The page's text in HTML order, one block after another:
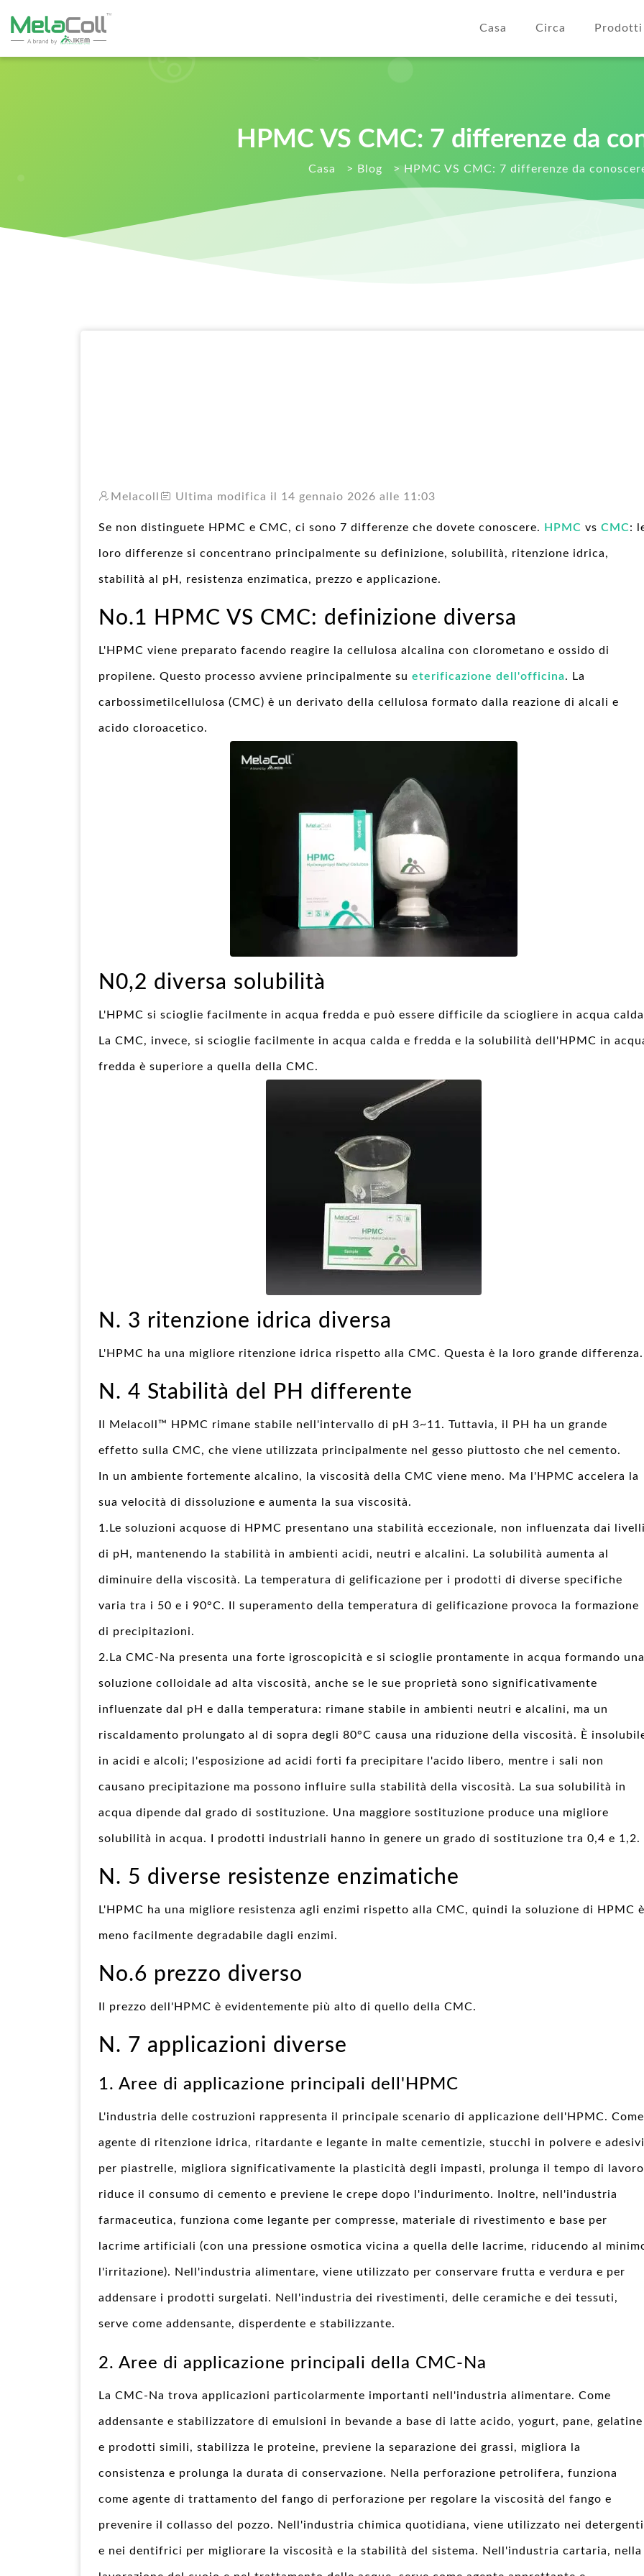
Casa Circa Prodotti
HPMC VS CMC: 7 differenze da
Casa > Blog > HPMC VS CMC: 7 differenze da
Melacoll Ultima modifica il 14 gennaio 2026 alle 11:03
Se non distinguete HPMC e CMC, ci sono 7 differenze che dovete conoscere. HPMC vs CMC:
loro differenze si concentrano principalmente su definizione, solubilità, ritenzione idrica,
stabilità al pH, resistenza enzimatica, prezzo e applicazione.
No.1 HPMC VS CMC: definizione diversa
L'HPMC viene preparato facendo reagire la cellulosa alcalina con clorometano e ossido di
propilene. Questo processo avviene principalmente su eterificazione dell'officina. La
carbossimetilcellulosa (CMC) è un derivato della cellulosa formato dalla reazione di alcali e
acido cloroacetico.
N0,2 diversa solubilità
L'HPMC si scioglie facilmente in acqua fredda e può essere difficile da sciogliere in acqua
La CMC, invece, si scioglie facilmente in acqua calda e fredda e la solubilità dell'HPMC in
fredda è superiore a quella della CMC.
N. 3 ritenzione idrica diversa
L'HPMC ha una migliore ritenzione idrica rispetto alla CMC. Questa è la loro grande differenza.
N. 4 Stabilità del PH differente
Il Melacoll™ HPMC rimane stabile nell'intervallo di pH 3~11. Tuttavia, il PH ha un grande
effetto sulla CMC, che viene utilizzata principalmente nel gesso piuttosto che nel cemento.
In un ambiente fortemente alcalino, la viscosità della CMC viene meno. Ma l'HPMC accelera la
sua velocità di dissoluzione e aumenta la sua viscosità.
1.Le soluzioni acquose di HPMC presentano una stabilità eccezionale, non influenzata dai
di pH, mantenendo la stabilità in ambienti acidi, neutri e alcalini. La solubilità aumenta al
diminuire della viscosità. La temperatura di gelificazione per i prodotti di diverse specifiche
varia tra i 50 e i 90°C. Il superamento della temperatura di gelificazione provoca la formazione
di precipitazioni.
2.La CMC-Na presenta una forte igroscopicità e si scioglie prontamente in acqua formando una
soluzione colloidale ad alta viscosità, anche se le sue proprietà sono significativamente
influenzate dal pH e dalla temperatura: rimane stabile in ambienti neutri e alcalini, ma un
riscaldamento prolungato al di sopra degli 80°C causa una riduzione della viscosità. È
in acidi e alcoli; l'esposizione ad acidi forti fa precipitare l'acido libero, mentre i sali non
causano precipitazione ma possono influire sulla stabilità della viscosità. La sua solubilità in
acqua dipende dal grado di sostituzione. Una maggiore sostituzione produce una migliore
solubilità in acqua. I prodotti industriali hanno in genere un grado di sostituzione tra 0,4 e 1,2.
N. 5 diverse resistenze enzimatiche
L'HPMC ha una migliore resistenza agli enzimi rispetto alla CMC, quindi la soluzione di HPMC è
meno facilmente degradabile dagli enzimi.
No.6 prezzo diverso
Il prezzo dell'HPMC è evidentemente più alto di quello della CMC.
N. 7 applicazioni diverse
1. Aree di applicazione principali dell'HPMC
L'industria delle costruzioni rappresenta il principale scenario di applicazione dell'HPMC. Come
agente di ritenzione idrica, ritardante e legante in malte cementizie, stucchi in polvere e adesivi
per piastrelle, migliora significativamente la plasticità degli impasti, prolunga il tempo di
riduce il consumo di cemento e previene le crepe dopo l'indurimento. Inoltre, nell'industria
farmaceutica, funziona come legante per compresse, materiale di rivestimento e base per
lacrime artificiali (con una pressione osmotica vicina a quella delle lacrime, riducendo al
l'irritazione). Nell'industria alimentare, viene utilizzato per conservare frutta e verdura e per
addensare i prodotti surgelati. Nell'industria dei rivestimenti, delle ceramiche e dei tessuti,
serve come addensante, disperdente e stabilizzante.
2. Aree di applicazione principali della CMC-Na
La CMC-Na trova applicazioni particolarmente importanti nell'industria alimentare. Come
addensante e stabilizzatore di emulsioni in bevande a base di latte acido, yogurt, pane, gelatine
e prodotti simili, stabilizza le proteine, previene la separazione dei grassi, migliora la
consistenza e prolunga la durata di conservazione. Nella perforazione petrolifera, funziona
come agente di trattamento del fango di perforazione per regolare la viscosità del fango e
prevenire il collasso del pozzo. Nell'industria chimica quotidiana, viene utilizzato nei detergenti
e nei dentifrici per migliorare la viscosità e la stabilità del sistema. Nell'industria cartaria, nella